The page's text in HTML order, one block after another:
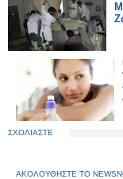
ΣΧΟΛΙΑΣΤΕ
ΑΚΟΛΟΥΘΗΣΤΕ ΤΟ